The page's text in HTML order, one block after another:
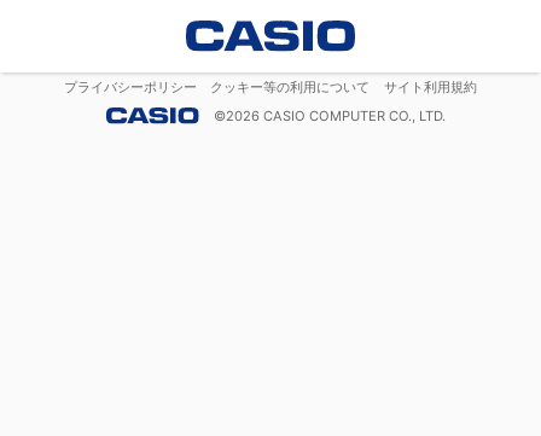
プライバシーポリシー クッキー等の利用について
サイト利用規約
©2026 CASIO COMPUTER CO., LTD.